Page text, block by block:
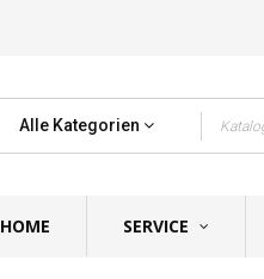
Alle Kategorien
HOME SERVICE